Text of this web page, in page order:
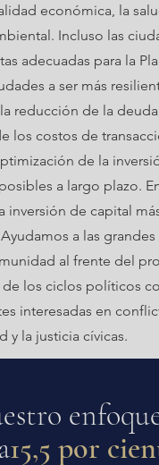
económica, la
Incluso las
adecuadas para la
a ser más
reducción de la
los costos de
de la
a largo plazo.
de capital
a las grandes
al frente del
los ciclos políticos
interesadas en
y la justicia cívicas.
15,5 por